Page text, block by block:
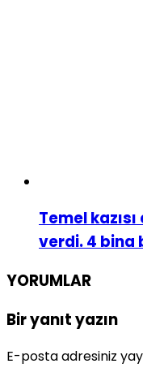
Temel
verdi. 4 bina
YORUMLAR
Bir yanıt yazın
E-posta adresiniz